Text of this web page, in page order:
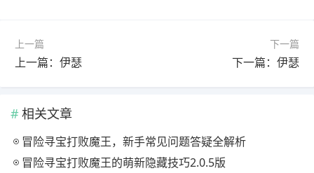
上一篇
上一篇：伊瑟
下一篇
下一篇：伊瑟
相关文章
冒险寻宝打败魔王，新手常见问题答疑全解析
冒险寻宝打败魔王的萌新隐藏技巧2.0.5版